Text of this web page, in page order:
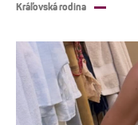
Kráľovská rodina